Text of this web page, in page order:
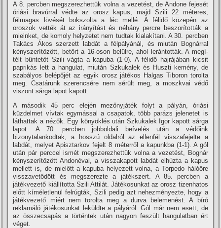
A 8. percben megszerezhettük volna a vezetést, de Andone fejesét
óriási bravúrral védte az orosz kapus, majd Szili 22 méteres,
félmagas lövését bokszolta a léc mellé. A félidő közepén az
oroszok vették át az irányí­tást és néhány percre beszorí­tották a
mieinket, de komoly helyzetet nem tudtak kialakí­tani. A 30. percben
Takács Ákos szerzett labdát a félpályánál, és miután Bognárral
kényszerí­tőzött, betört a 16-oson belülre, ahol lerántották. A megí­
télt büntetőt Szili vágta a kapuba (1-0). A félidő hajrájában kicsit
paprikás lett a hangulat, miután Szkukalek és Huszti kemény, de
szabályos belépőjét az egyik orosz játékos Halgas Tiboron torolta
meg. Csatárunk szerencsére nem sérült meg, a moszkvai védő
viszont sárga lapot kapott.
A második 45 perc elején mezőnyjáték folyt a pályán, óriási
küzdelmet ví­vtak egymással a csapatok, több parázs jelenetet is
láthattak a nézők. Egy könyöklés után Szkukalek Igor kapott sárga
lapot. A 70. percben jobboldali beí­velés után a védőink
bizonytalankodtak, a hosszú oldalról az ellenfél visszafejelte a
labdát, melyet Apisztarkov fejelt 8 méterről a kapunkba (1-1). A gól
után pár perccel ismét megszerezhettük volna a vezetést, Bognár
kényszerí­tőzött Andonéval, a visszakapott labdát elhúzta a kapus
mellett is, de mielőtt a kapuba helyezett volna, a Torpedo hálóőre
visszavetődött és megszerezte a játékszert. A 85. percben a
játékvezető kiállí­totta Szili Attilát. Játékosunkat az orosz tizenhatos
előtt kí­méletlenül felrúgták, Szili pedig azt nehezményezte, hogy a
játékvezető miért nem torolta meg a durva belemenést. A bí­ró
reklamáló játékosunkat leküldte a pályáról. Gól már nem esett, de
az összecsapás a történtek után nagyon feszült hangulatban ért
véget.